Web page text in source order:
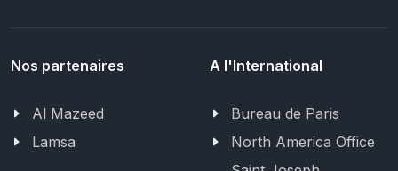
Nos partenaires
Al Mazeed
Lamsa
A l'International
Bureau de Paris
North America Office